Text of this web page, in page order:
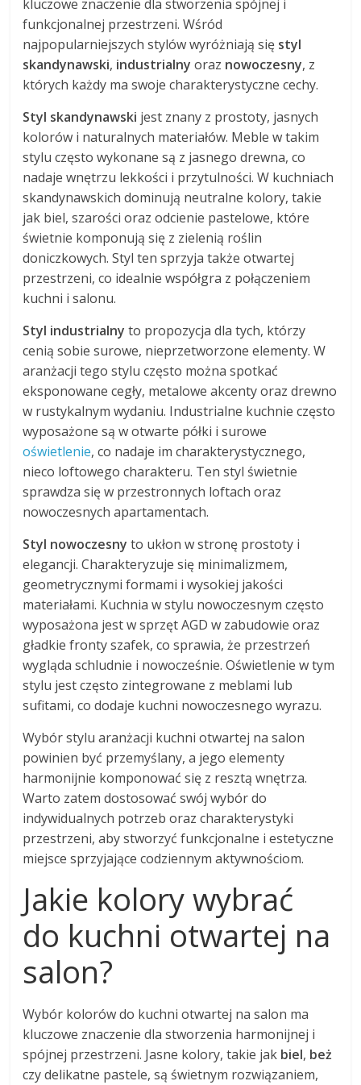
kluczowe znaczenie dla stworzenia spójnej i
funkcjonalnej przestrzeni. Wśród
najpopularniejszych stylów wyróżniają się styl
skandynawski, industrialny oraz nowoczesny, z
których każdy ma swoje charakterystyczne cechy.
Styl skandynawski jest znany z prostoty, jasnych
kolorów i naturalnych materiałów. Meble w takim
stylu często wykonane są z jasnego drewna, co
nadaje wnętrzu lekkości i przytulności. W kuchniach
skandynawskich dominują neutralne kolory, takie
jak biel, szarości oraz odcienie pastelowe, które
świetnie komponują się z zielenią roślin
doniczkowych. Styl ten sprzyja także otwartej
przestrzeni, co idealnie współgra z połączeniem
kuchni i salonu.
Styl industrialny to propozycja dla tych, którzy
cenią sobie surowe, nieprzetworzone elementy. W
aranżacji tego stylu często można spotkać
eksponowane cegły, metalowe akcenty oraz drewno
w rustykalnym wydaniu. Industrialne kuchnie często
wyposażone są w otwarte półki i surowe
oświetlenie, co nadaje im charakterystycznego,
nieco loftowego charakteru. Ten styl świetnie
sprawdza się w przestronnych loftach oraz
nowoczesnych apartamentach.
Styl nowoczesny to ukłon w stronę prostoty i
elegancji. Charakteryzuje się minimalizmem,
geometrycznymi formami i wysokiej jakości
materiałami. Kuchnia w stylu nowoczesnym często
wyposażona jest w sprzęt AGD w zabudowie oraz
gładkie fronty szafek, co sprawia, że przestrzeń
wygląda schludnie i nowocześnie. Oświetlenie w tym
stylu jest często zintegrowane z meblami lub
sufitami, co dodaje kuchni nowoczesnego wyrazu.
Wybór stylu aranżacji kuchni otwartej na salon
powinien być przemyślany, a jego elementy
harmonijnie komponować się z resztą wnętrza.
Warto zatem dostosować swój wybór do
indywidualnych potrzeb oraz charakterystyki
przestrzeni, aby stworzyć funkcjonalne i estetyczne
miejsce sprzyjające codziennym aktywnościom.
Jakie kolory wybrać
do kuchni otwartej na
salon?
Wybór kolorów do kuchni otwartej na salon ma
kluczowe znaczenie dla stworzenia harmonijnej i
spójnej przestrzeni. Jasne kolory, takie jak biel, beż
czy delikatne pastele, są świetnym rozwiązaniem,